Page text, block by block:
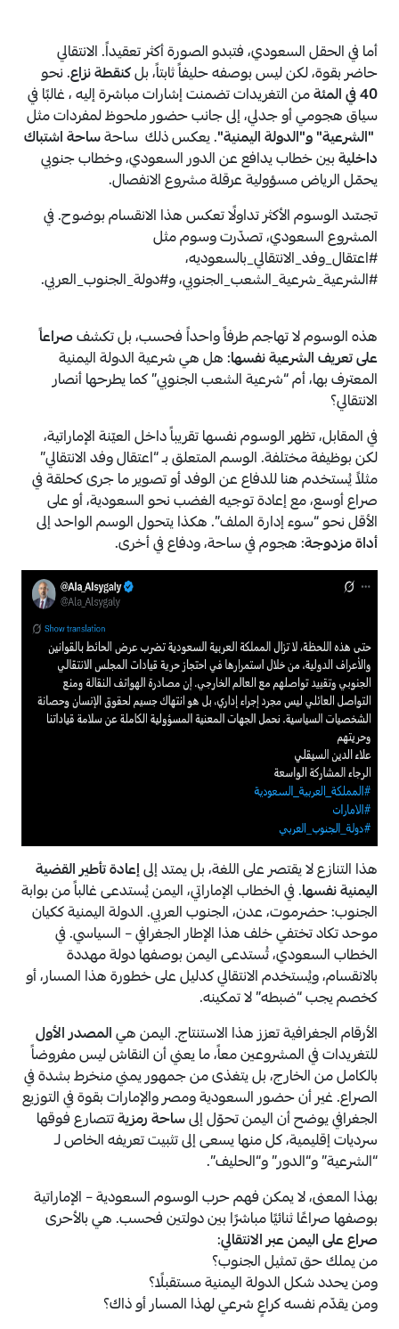
أما في الحقل السعودي، فتبدو الصورة أكثر تعقيداً. الانتقالي
حاضر بقوة، لكن ليس بوصفه حليفاً ثابتاً، بلكنقطة نزاع. نحو
40 في المئة
من التغريدات تضمنت إشارات مباشرة إليه ، غالبًا في
سياق هجومي أو جدلي، إلى جانب حضور ملحوظ لمفردات مثل
"الشرعية" و"الدولة اليمنية". يعكس ذلك ساحةساحة اشتباك
داخليةبين خطاب يدافع عن الدور السعودي، وخطاب جنوبي
يحمّل الرياض مسؤولية عرقلة مشروع الانفصال.
تجسّد الوسوم الأكثر تداولًا تعكس هذا الانقسام بوضوح. في
المشروع السعودي، تصدّرت وسوم مثل
#اعتقال_وفد_الانتقالي_بالسعوديه،
#الشرعية_شرعية_الشعب_الجنوبي، و#دولة_الجنوب_العربي.
هذه الوسوم لا تهاجم طرفاً واحداً فحسب، بل تكشفصراعاً
على تعريف الشرعية نفسها: هل هي شرعية الدولة اليمنية
المعترف بها، أم “شرعية الشعب الجنوبي” كما يطرحها أنصار
الانتقالي؟
في المقابل، تظهر الوسوم نفسها تقريباً داخل العيّنة الإماراتية،
لكن بوظيفة مختلفة. الوسم المتعلق بـ “اعتقال وفد الانتقالي”
مثلاً يُستخدم هنا للدفاع عن الوفد أو تصوير ما جرى كحلقة في
صراع أوسع، مع إعادة توجيه الغضب نحو السعودية، أو على
الأقل نحو “سوء إدارة الملف”. هكذا يتحول الوسم الواحد إلى
أداة مزدوجة: هجوم في ساحة، ودفاع في أخرى.
هذا التنازع لا يقتصر على اللغة، بل يمتد إلىإعادة تأطير القضية
اليمنية نفسها. في الخطاب الإماراتي، اليمن يُستدعى غالباً من بوابة
الجنوب: حضرموت، عدن، الجنوب العربي. الدولة اليمنية ككيان
موحد تكاد تختفي خلف هذا الإطار الجغرافي – السياسي. في
الخطاب السعودي، تُستدعى اليمن بوصفها دولة مهددة
بالانقسام، ويُستخدم الانتقالي كدليل على خطورة هذا المسار، أو
كخصم يجب “ضبطه” لا تمكينه.
الأرقام الجغرافية تعزز هذا الاستنتاج. اليمن هيالمصدر الأول
للتغريدات في المشروعين معاً، ما يعني أن النقاش ليس مفروضاً
بالكامل من الخارج، بل يتغذى من جمهور يمني منخرط بشدة في
الصراع. غير أن حضور السعودية ومصر والإمارات بقوة في التوزيع
الجغرافي يوضح أن اليمن تحوّل إلىساحة رمزيةتتصارع فوقها
سرديات إقليمية، كل منها يسعى إلى تثبيت تعريفه الخاص لـ
“الشرعية” و“الدور” و“الحليف”.
بهذا المعنى، لا يمكن فهم حرب الوسوم السعودية – الإماراتية
بوصفها صراعًا ثنائيًا مباشرًا بين دولتين فحسب. هي بالأحرى
صراع على اليمن عبر الانتقالي:
من يملك حق تمثيل الجنوب؟
ومن يحدد شكل الدولة اليمنية مستقبلًا؟
ومن يقدّم نفسه كراعٍ شرعي لهذا المسار أو ذاك؟